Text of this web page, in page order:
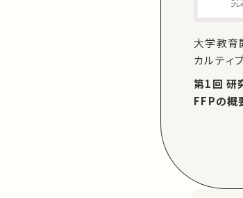
大学教育
カルティ
第1回 研究紹介演習・高等教育の現在、東大
FFPの概